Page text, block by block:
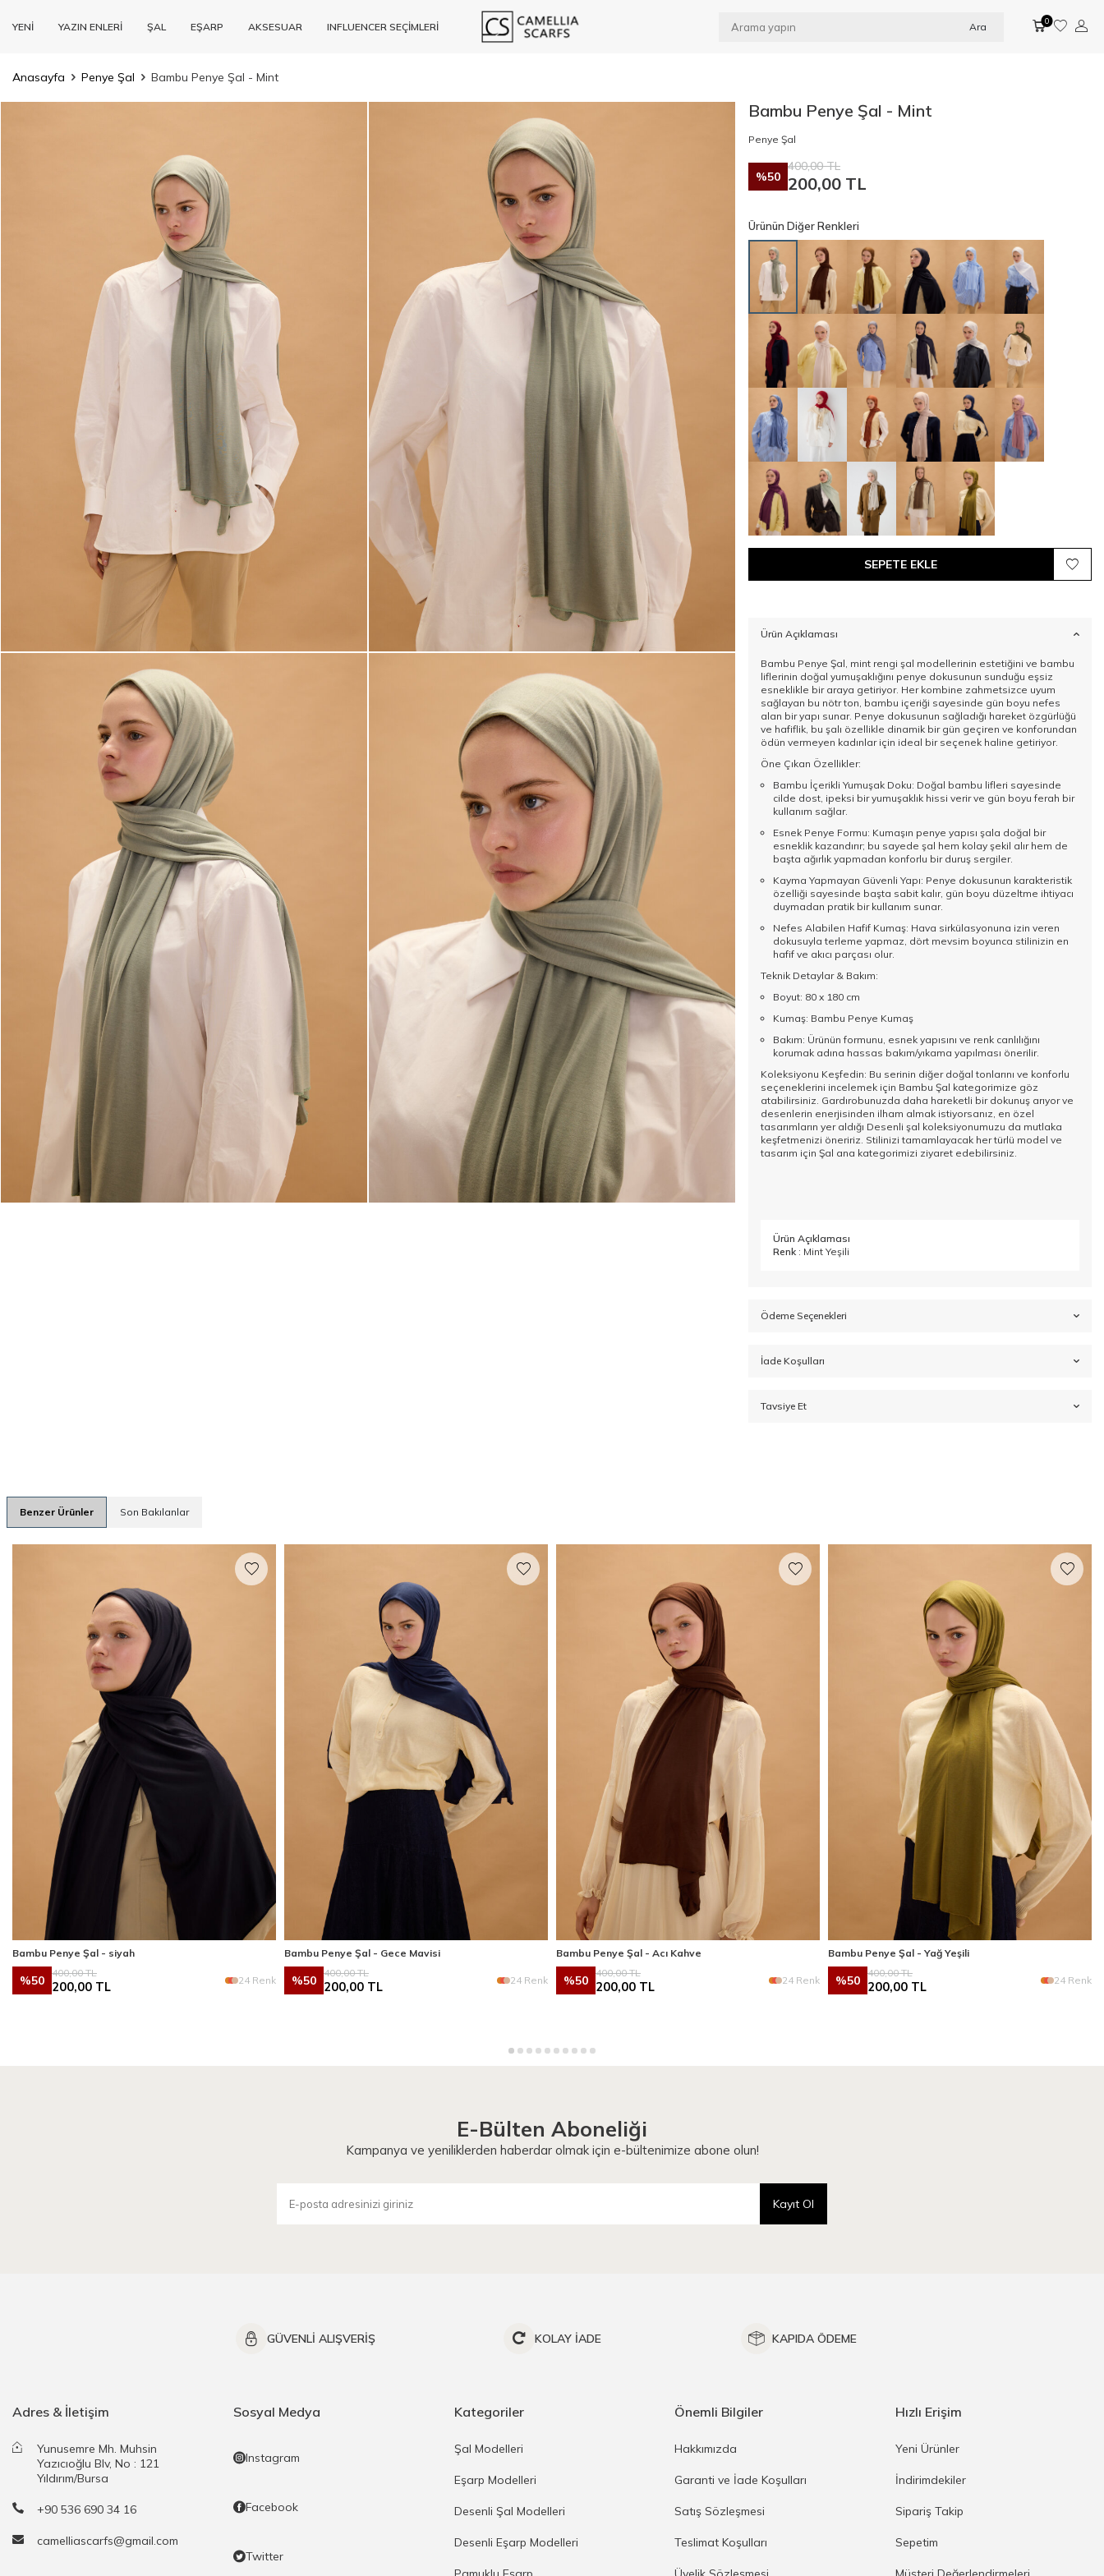
YENİ YAZIN ENLERİ ŞAL EŞARP AKSESUAR INFLUENCER SEÇİMLERİ Ara 0
Anasayfa Penye Şal Bambu Penye Şal - Mint
Bambu Penye Şal - Mint
Penye Şal
%50
400,00TL
200,00 TL
Ürünün Diğer Renkleri
SEPETE EKLE
Ürün Açıklaması
Bambu Penye Şal, mint rengi şal modellerinin estetiğini ve bambu
liflerinin doğal yumuşaklığını penye dokusunun sunduğu eşsiz
esneklikle bir araya getiriyor. Her kombine zahmetsizce uyum
sağlayan bu nötr ton, bambu içeriği sayesinde gün boyu nefes
alan bir yapı sunar. Penye dokusunun sağladığı hareket özgürlüğü
ve hafiflik, bu şalı özellikle dinamik bir gün geçiren ve konforundan
ödün vermeyen kadınlar için ideal bir seçenek haline getiriyor.
Öne Çıkan Özellikler:
Bambu İçerikli Yumuşak Doku: Doğal bambu lifleri sayesinde
cilde dost, ipeksi bir yumuşaklık hissi verir ve gün boyu ferah bir
kullanım sağlar.
Esnek Penye Formu: Kumaşın penye yapısı şala doğal bir
esneklik kazandırır; bu sayede şal hem kolay şekil alır hem de
başta ağırlık yapmadan konforlu bir duruş sergiler.
Kayma Yapmayan Güvenli Yapı: Penye dokusunun karakteristik
özelliği sayesinde başta sabit kalır, gün boyu düzeltme ihtiyacı
duymadan pratik bir kullanım sunar.
Nefes Alabilen Hafif Kumaş: Hava sirkülasyonuna izin veren
dokusuyla terleme yapmaz, dört mevsim boyunca stilinizin en
hafif ve akıcı parçası olur.
Teknik Detaylar & Bakım:
Boyut: 80 x 180 cm
Kumaş: Bambu Penye Kumaş
Bakım: Ürünün formunu, esnek yapısını ve renk canlılığını
korumak adına hassas bakım/yıkama yapılması önerilir.
Koleksiyonu Keşfedin: Bu serinin diğer doğal tonlarını ve konforlu
seçeneklerini incelemek için Bambu Şal kategorimize göz
atabilirsiniz. Gardırobunuzda daha hareketli bir dokunuş arıyor ve
desenlerin enerjisinden ilham almak istiyorsanız, en özel
tasarımların yer aldığı Desenli şal koleksiyonumuzu da mutlaka
keşfetmenizi öneririz. Stilinizi tamamlayacak her türlü model ve
tasarım için Şal ana kategorimizi ziyaret edebilirsiniz.
Ürün Açıklaması
Renk : Mint Yeşili
Ödeme Seçenekleri
İade Koşulları
Tavsiye Et
Benzer Ürünler Son Bakılanlar
Bambu Penye Şal - siyah
%50
400,00TL
200,00 TL 24 Renk
Bambu Penye Şal - Gece Mavisi
%50
400,00TL
200,00 TL 24 Renk
Bambu Penye Şal - Acı Kahve
%50
400,00TL
200,00 TL 24 Renk
Bambu Penye Şal - Yağ Yeşili
%50
400,00TL
200,00 TL 24 Renk
E-Bülten Aboneliği
Kampanya ve yeniliklerden haberdar olmak için e-bültenimize abone olun!
Kayıt Ol
GÜVENLİ ALIŞVERİŞ KOLAY İADE KAPIDA ÖDEME
Adres & İletişim
Yunusemre Mh. Muhsin
Yazıcıoğlu Blv, No : 121
Yıldırım/Bursa
+90 536 690 34 16
camelliascarfs@gmail.com
Sosyal Medya
Instagram
Facebook
Twitter
Kategoriler
Şal Modelleri
Eşarp Modelleri
Desenli Şal Modelleri
Desenli Eşarp Modelleri
Önemli Bilgiler
Hakkımızda
Garanti ve İade Koşulları
Satış Sözleşmesi
Teslimat Koşulları
Hızlı Erişim
Yeni Ürünler
İndirimdekiler
Sipariş Takip
Sepetim